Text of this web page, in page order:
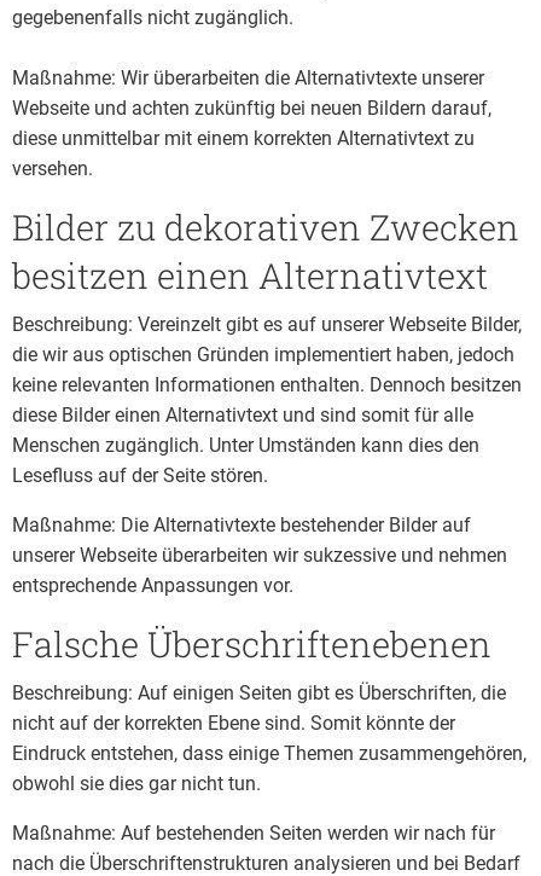
gegebenenfalls nicht zugänglich.
Maßnahme: Wir überarbeiten die Alternativtexte unserer
Webseite und achten zukünftig bei neuen Bildern darauf,
diese unmittelbar mit einem korrekten Alternativtext zu
versehen.
Bilder zu dekorativen Zwecken
besitzen einen Alternativtext
Beschreibung: Vereinzelt gibt es auf unserer Webseite Bilder,
die wir aus optischen Gründen implementiert haben, jedoch
keine relevanten Informationen enthalten. Dennoch besitzen
diese Bilder einen Alternativtext und sind somit für alle
Menschen zugänglich. Unter Umständen kann dies den
Lesefluss auf der Seite stören.
Maßnahme: Die Alternativtexte bestehender Bilder auf
unserer Webseite überarbeiten wir sukzessive und nehmen
entsprechende Anpassungen vor.
Falsche Überschriftenebenen
Beschreibung: Auf einigen Seiten gibt es Überschriften, die
nicht auf der korrekten Ebene sind. Somit könnte der
Eindruck entstehen, dass einige Themen zusammengehören,
obwohl sie dies gar nicht tun.
Maßnahme: Auf bestehenden Seiten werden wir nach für
nach die Überschriftenstrukturen analysieren und bei Bedarf